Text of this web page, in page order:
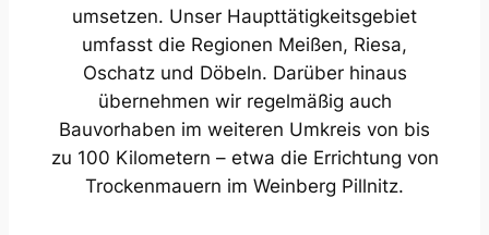
umsetzen. Unser Haupttätigkeitsgebiet
umfasst die Regionen Meißen, Riesa,
Oschatz und Döbeln. Darüber hinaus
übernehmen wir regelmäßig auch
Bauvorhaben im weiteren Umkreis von bis
zu 100 Kilometern – etwa die Errichtung von
Trockenmauern im Weinberg Pillnitz.